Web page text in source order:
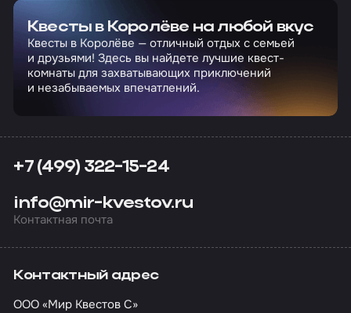
Квесты в Королёве на любой вкус
Квесты в Королёве — отличный отдых с семьей
и друзьями! Здесь вы найдете лучшие квест-
комнаты для захватывающих приключений
и незабываемых впечатлений.
+7 (499) 322-15-24
info@mir-kvestov.ru
Контактная почта
Контактный адрес
ООО «Мир Квестов С»